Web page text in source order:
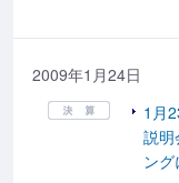
2009年1月24日
1月
説明
ング